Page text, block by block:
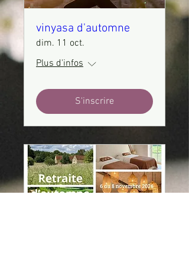
vinyasa d'automne
dim. 11 oct.
Plus d'infos
S'inscrire